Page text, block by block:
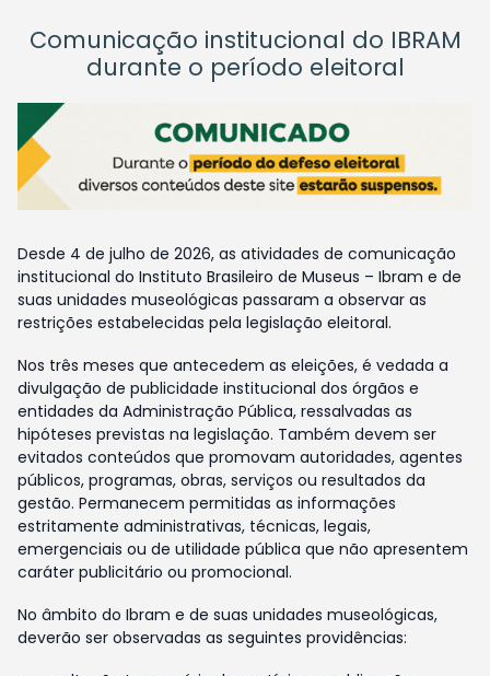
Comunicação institucional do IBRAM
durante o período eleitoral
Desde 4 de julho de 2026, as atividades de comunicação
institucional do Instituto Brasileiro de Museus – Ibram e de
suas unidades museológicas passaram a observar as
restrições estabelecidas pela legislação eleitoral.
Nos três meses que antecedem as eleições, é vedada a
divulgação de publicidade institucional dos órgãos e
entidades da Administração Pública, ressalvadas as
hipóteses previstas na legislação. Também devem ser
evitados conteúdos que promovam autoridades, agentes
públicos, programas, obras, serviços ou resultados da
gestão. Permanecem permitidas as informações
estritamente administrativas, técnicas, legais,
emergenciais ou de utilidade pública que não apresentem
caráter publicitário ou promocional.
No âmbito do Ibram e de suas unidades museológicas,
deverão ser observadas as seguintes providências: